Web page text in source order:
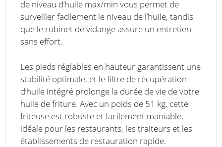
de niveau d’huile max/min vous permet de
surveiller facilement le niveau de l’huile, tandis
que le robinet de vidange assure un entretien
sans effort.
Les pieds réglables en hauteur garantissent une
stabilité optimale, et le filtre de récupération
d’huile intégré prolonge la durée de vie de votre
huile de friture. Avec un poids de 51 kg, cette
friteuse est robuste et facilement maniable,
idéale pour les restaurants, les traiteurs et les
établissements de restauration rapide.